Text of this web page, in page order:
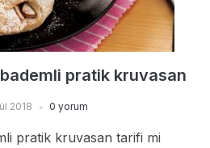
bademli pratik kruvasan
2018 0 yorum
pratik kruvasan tarifi mi